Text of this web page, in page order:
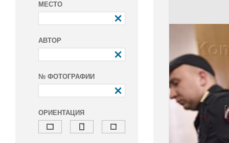
МЕСТО
АВТОР
№ ФОТОГРАФИИ
ОРИЕНТАЦИЯ